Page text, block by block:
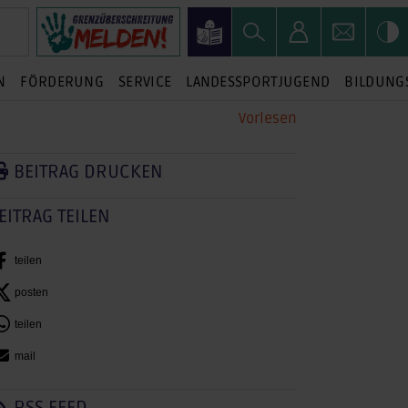
FÖRDERUNG SERVICE LANDESSPORTJUGEND
Vorlesen
BEITRAG DRUCKEN
TEILEN
teilen
posten
teilen
mail